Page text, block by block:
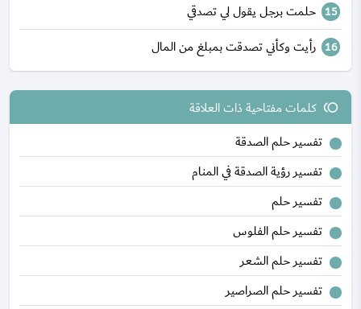
حلمت برجل يقول لي تصدقي
رأيت وكأني تصدقت بمبلغ من المال
toll كلمات مفتاحية ذات العلاقة
تفسير حلم الصدقة
تفسير رؤية الصدقة في المنام
تفسير حلم
تفسير حلم الفلوس
تفسير حلم الشعر
تفسير حلم الصراصير